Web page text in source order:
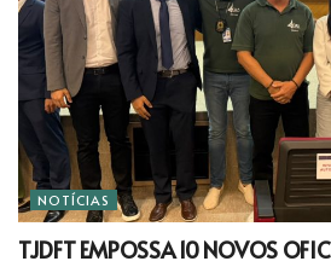
NOTÍCIAS
TJDFT EMPOSSA 10 NOVOS